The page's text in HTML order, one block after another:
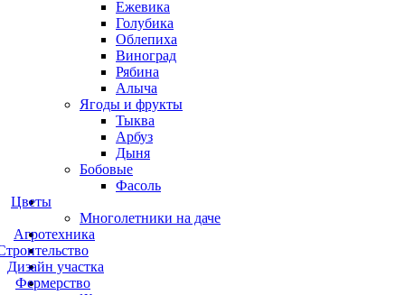
Ежевика
Голубика
Облепиха
Виноград
Рябина
Алыча
Ягоды и фрукты
Тыква
Арбуз
Дыня
Бобовые
Фасоль
Цветы
Многолетники на даче
Агротехника
Дизайн участка
Фермерство